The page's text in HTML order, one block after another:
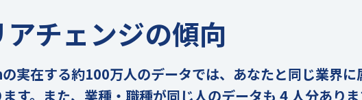
チェンジの傾向
実在する約100万人のデータでは、あなたと同じ業界に
す。また、業種・職種が同じ人のデータも 4 人分あり